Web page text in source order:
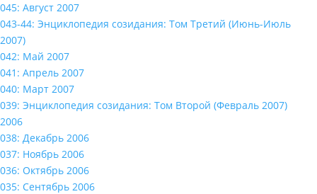
045: Август 2007
043-44: Энциклопедия созидания: Том Третий (Июнь-Июль
2007)
042: Май 2007
041: Апрель 2007
040: Март 2007
039: Энциклопедия созидания: Том Второй (Февраль 2007)
2006
038: Декабрь 2006
037: Ноябрь 2006
036: Октябрь 2006
035: Сентябрь 2006